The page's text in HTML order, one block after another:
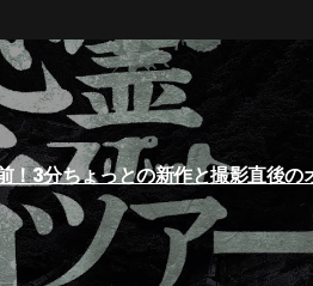
！3分ちょっとの新作と撮影直後の